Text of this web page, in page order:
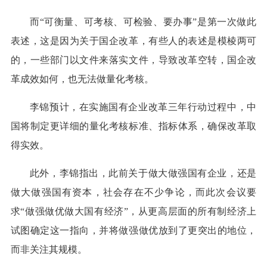
而“可衡量、可考核、可检验、要办事”是第一次做此
表述，这是因为关于国企改革，有些人的表述是模棱两可
的，一些部门以文件来落实文件，导致改革空转，国企改
革成效如何，也无法做量化考核。
李锦预计，在实施国有企业改革三年行动过程中，中
国将制定更详细的量化考核标准、指标体系，确保改革取
得实效。
此外，李锦指出，此前关于做大做强国有企业，还是
做大做强国有资本，社会存在不少争论，而此次会议要
求“做强做优做大国有经济”，从更高层面的所有制经济上
试图确定这一指向，并将做强做优放到了更突出的地位，
而非关注其规模。